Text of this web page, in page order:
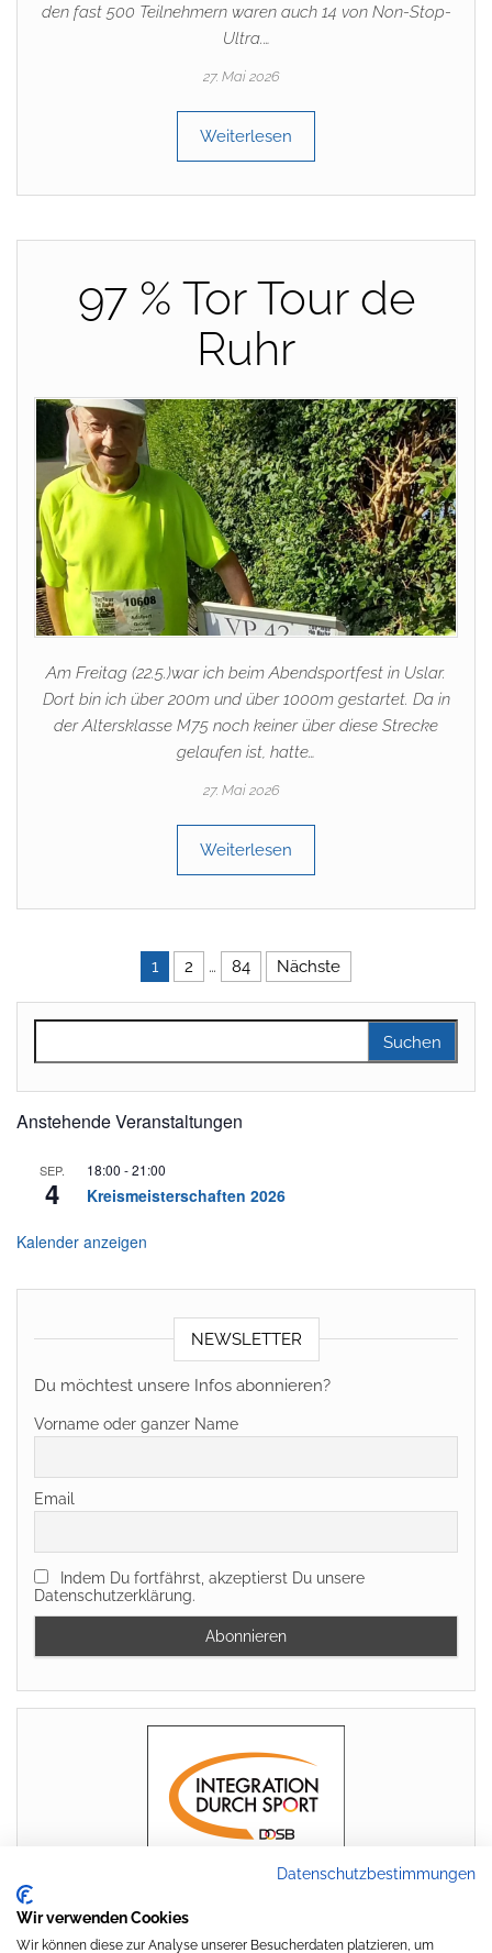
den fast 500 Teilnehmern waren auch 14 von Non-Stop-
Ultra.…
27. Mai 2026
Weiterlesen
97 % Tor Tour de
Ruhr
Am Freitag (22.5.)war ich beim Abendsportfest in Uslar.
Dort bin ich über 200m und über 1000m gestartet. Da in
der Altersklasse M75 noch keiner über diese Strecke
gelaufen ist, hatte…
27. Mai 2026
Weiterlesen
Seitennummerierung der
1 2 … 84 Nächste
Anstehende Veranstaltungen
SEP.
4
18:00 -21:00
Kreismeisterschaften 2026
Kalender anzeigen
NEWSLETTER
Du möchtest unsere Infos abonnieren?
Vorname oder ganzer Name
Email
Indem Du fortfährst, akzeptierst Du unsere
Datenschutzerklärung.
Datenschutzbestimmungen
Wir verwenden Cookies
Wir können diese zur Analyse unserer Besucherdaten platzieren, um